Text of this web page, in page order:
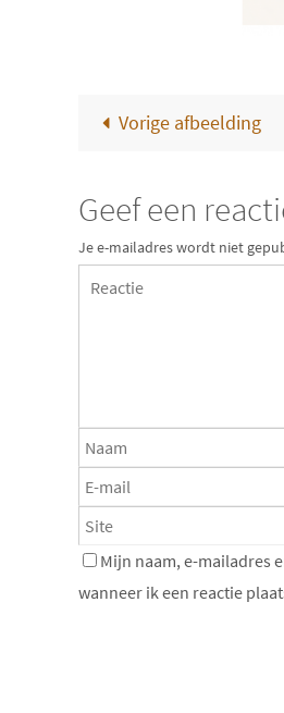
Vorige afbeelding
Geef een
Je e-mailadres wordt niet
Mijn naam, e-mailadres
wanneer ik een reactie